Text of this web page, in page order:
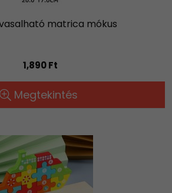
matrica mókus
1,890 Ft
Megtekintés